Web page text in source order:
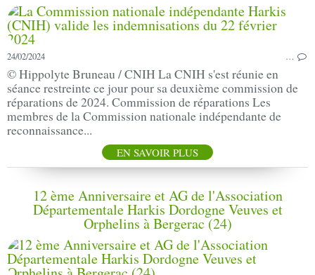
24/02/2024 …
© Hippolyte Bruneau / CNIH La CNIH s'est réunie en
séance restreinte ce jour pour sa deuxième commission de
réparations de 2024. Commission de réparations Les
membres de la Commission nationale indépendante de
reconnaissance...
EN SAVOIR PLUS
12 ème Anniversaire et AG de l'Association
Départementale Harkis Dordogne Veuves et
Orphelins à Bergerac (24)